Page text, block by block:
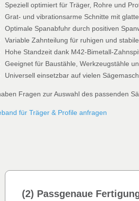
Speziell optimiert für Träger, Rohre und
Grat- und vibrationsarme Schnitte mit
Optimale Spanabfuhr durch positiven
Variable Zahnteilung für ruhigen und
Hohe Standzeit dank M42-Bimetall-
Geeignet für Baustähle, Werkzeugstähle
Universell einsetzbar auf vielen
Fragen zur Auswahl des passenden
für Träger & Profile anfragen
(2) Passgenaue